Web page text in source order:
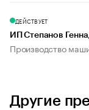
ДЕЙСТВУЕТ
ИП Степанов
Производство
Другие